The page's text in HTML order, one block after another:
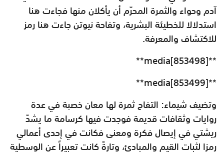
آدم وحواء والثمرة المحرّم أن يأكلان منها فجاءت هنا
استدلالا للخطيئة البشرية، وتفاحة نيوتن جاءت هنا رمز
للاكتشاف والمعرفة.
**media[853498]**
**media[853499]**
وتضيف شيماء: التفاح ثمرة لها معان خصبة في عدة
روايات وثقافات قديمة فوجدت فيها كرسامة ما يشدّ
ريشتي في إيصال فكرة ومعنى فكانت في إحدى أعمالي
رمزا لثبات القيم والمبادئ، وتارةً كانت تعبيراً عن الوسطية